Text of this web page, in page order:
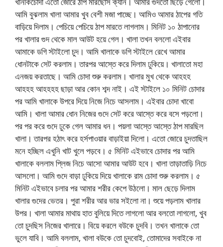
আমি বুঝলাম খালা আমার খুব বেশী মজা পাচ্ছে। আমিও আমার ঠাপের গতি
বাড়িয়ে দিলাম। পেচিয়ে পেচিয়ে ঠাপ মারতে লাগলাম। মিনিট ১০ ঠাপানোর
পর খালার গুদ থেকে মাল আউট হয়ে গেল। খালা তখন বললো এইবার
আমাকে ডগি স্টাইলো চুদ। আমি খালাকে ডগি স্টাইলে রেখে আমার
ধোনটাকে সেট করলাম। তারপর আস্তে করে দিলাম ঢুকিয়ে। খালাতো মহা
এনজয় করতাছে। আমি চোদা শুরু করলাম। খালার মুখ থেকে আহহহ
আহহহ আহহহহ ছাড়া আর কোন শব্দ নাই। এই স্টাইলে ১০ মিনিট চোদার
পর আমি খালাকে উপরে দিয়ে নিজে নিচে আসলাম। এইবার চোদা খাবো
আমি। খালা আমার ধোন নিজের গুদে সেট করে আস্তে করে বসে পড়লো।
পর পর করে গুদে ঢুকে গেল আমার ধন। পয়লা আস্তে আস্তে ঠাপ মারছিল
খালা। তারপর হঠাৎ করে হর্সপাওয়ার বাড়াইয়া দিলো। এতো জোরে চুদতাছিল
মনে হচ্ছিল এখুনি খাট খুলে পড়বে। ৫ মিনিট এইভাবে চোদার পর আমি
খালাকে বললাম প্লিজ নিচে আসো আমার আউট হবে। খালা তাড়াতাড়ি নিচে
আসলো। আমি গুদে বাড়া ঢুকিয়ে দিয়ে খালাকে রাম চোদা শুরু করলাম। ৫
মিনিট এইভাবে চলার পর আমার শরীর কেপে উঠলো। মাল ছেড়ে দিলাম
খালার গুদের ভেতর। পুরা শরীর আর ভার সইলো না। শুয়ে পড়লাম খালার
উপর। খালা আমার মাথায় হাত বুলিয়ে দিতে লাগলো আর বলতো লাগলো, খুব
তো চুদছিস নিজের খালারে। বিয়ে করলে বউকে চুদবি। তখন খালাকে তো
ভুলে যাবি। আমি বললাম, খালা বউকে তো চুদবোই, তোমাদের সবাইকে না